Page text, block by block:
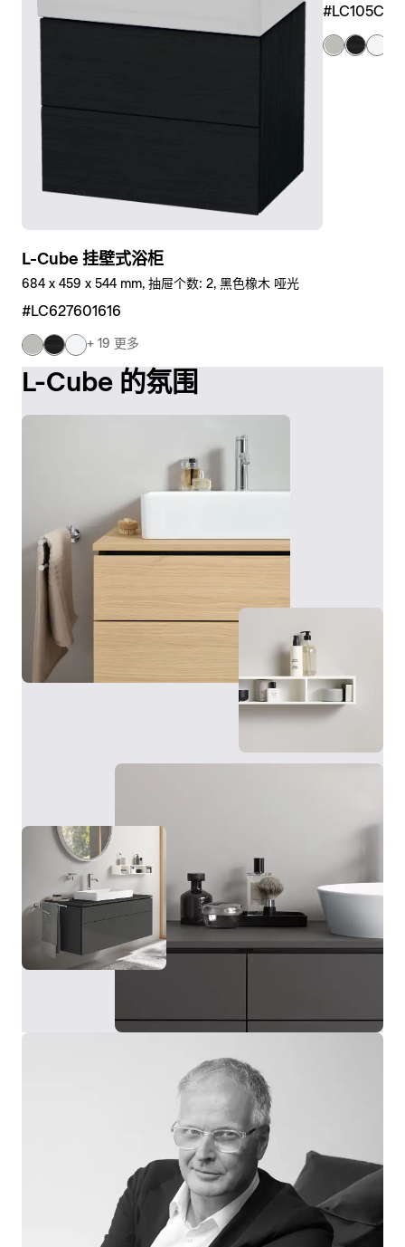
c-shaped 技术，底柜和洗脸盆融为一体，形成完美的整
体。
供了额外的存储空间。这里同样采用传感器实现无接触开
关和调光功能。镜柜门内侧也涂有镜面，门后设有实用的
玻璃搁板、镜面背板和电源插座。 根据个人喜好和建筑
以使用安装框架嵌入墙壁。该镜柜有多种尺寸可供选择，
还有白色或石墨色框架，适合各种洗漱区和装修风格。
照明。
L-Cube 挂壁式浴柜
684 x 459 x 544 mm, 抽屉个数: 2, 黑色橡木 哑光
#LC627601616
+ 19 更多
L-Cube 的氛围